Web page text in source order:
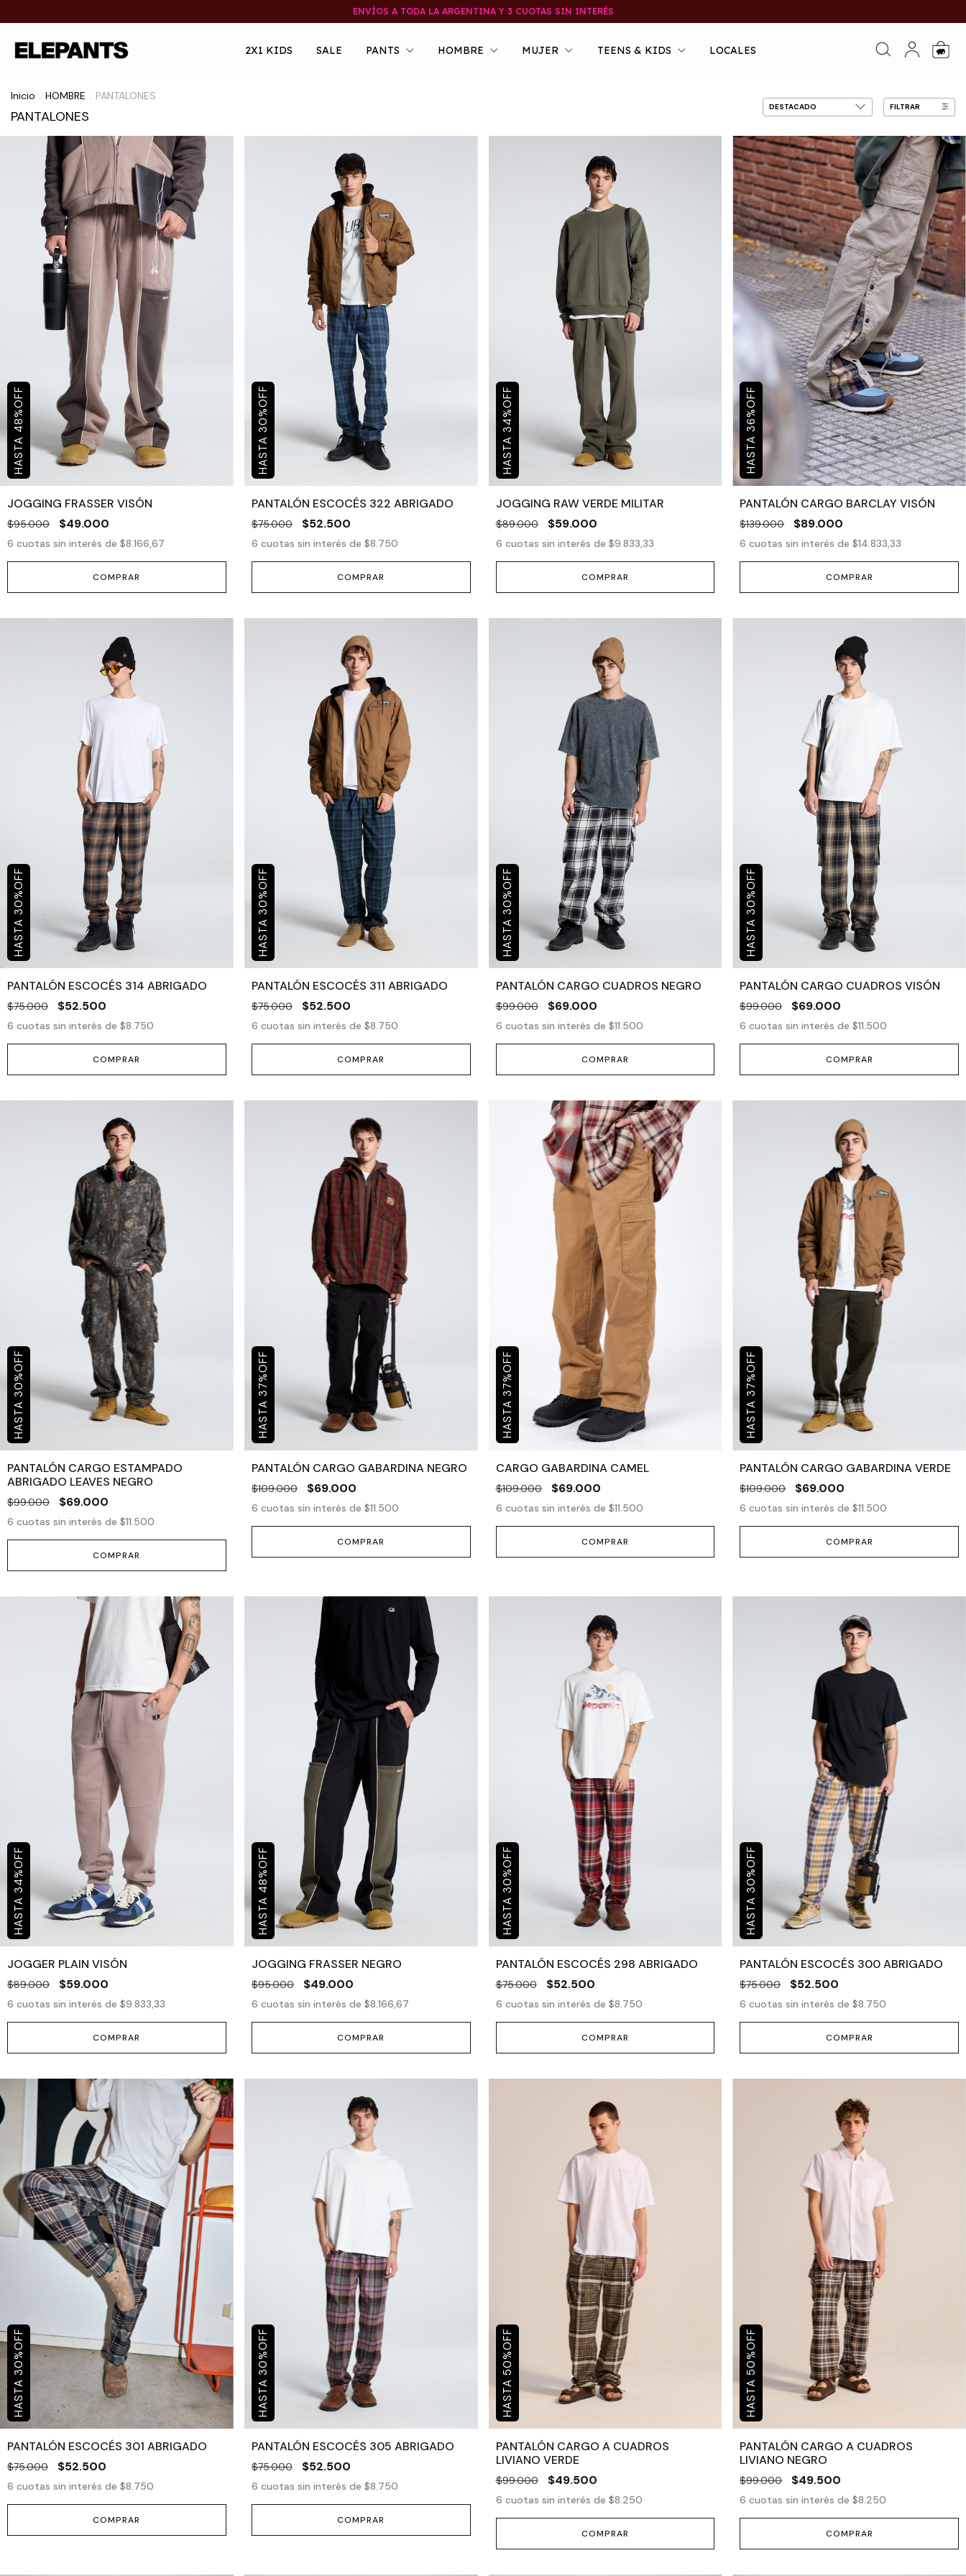
ENVÍOS A TODA LA ARGENTINA Y 3 CUOTAS SIN INTERÉS
2X1 KIDS SALE PANTS HOMBRE MUJER TEENS & KIDS LOCALES 0
Inicio HOMBRE PANTALONES
PANTALONES
FILTRAR
48
%
OFF
JOGGING FRASSER VISÓN
$95.000 $49.000
6 cuotas sin interés de $8.166,67
COMPRAR
30
%
OFF
PANTALÓN ESCOCÉS 322 ABRIGADO
$75.000 $52.500
6 cuotas sin interés de $8.750
COMPRAR
34
%
OFF
JOGGING RAW VERDE MILITAR
$89.000 $59.000
6 cuotas sin interés de $9.833,33
COMPRAR
36
%
OFF
PANTALÓN CARGO BARCLAY VISÓN
$139.000 $89.000
6 cuotas sin interés de$14.833,33
COMPRAR
30
%
OFF
PANTALÓN ESCOCÉS 314 ABRIGADO
$75.000 $52.500
6 cuotas sin interés de $8.750
COMPRAR
30
%
OFF
PANTALÓN ESCOCÉS 311 ABRIGADO
$75.000 $52.500
6 cuotas sin interés de $8.750
COMPRAR
30
%
OFF
PANTALÓN CARGO CUADROS NEGRO
$99.000 $69.000
6 cuotas sin interés de $11.500
COMPRAR
30
%
OFF
PANTALÓN CARGO CUADROS VISÓN
$99.000 $69.000
6 cuotas sin interés de$11.500
COMPRAR
30
%
OFF
PANTALÓN CARGO ESTAMPADO
ABRIGADO LEAVES NEGRO
$99.000 $69.000
6 cuotas sin interés de $11.500
COMPRAR
37
%
OFF
PANTALÓN CARGO GABARDINA NEGRO
$109.000 $69.000
6 cuotas sin interés de $11.500
COMPRAR
37
%
OFF
CARGO GABARDINA CAMEL
$109.000 $69.000
6 cuotas sin interés de $11.500
COMPRAR
37
%
OFF
PANTALÓN CARGO GABARDINA VERDE
$109.000 $69.000
6 cuotas sin interés de$11.500
COMPRAR
34
%
OFF
JOGGER PLAIN VISÓN
$89.000 $59.000
6 cuotas sin interés de $9.833,33
COMPRAR
48
%
OFF
JOGGING FRASSER NEGRO
$95.000 $49.000
6 cuotas sin interés de $8.166,67
COMPRAR
30
%
OFF
PANTALÓN ESCOCÉS 298 ABRIGADO
$75.000 $52.500
6 cuotas sin interés de $8.750
COMPRAR
30
%
OFF
PANTALÓN ESCOCÉS 300 ABRIGADO
$75.000 $52.500
6 cuotas sin interés de$8.750
COMPRAR
30
%
OFF
PANTALÓN ESCOCÉS 301 ABRIGADO
$75.000 $52.500
6 cuotas sin interés de $8.750
COMPRAR
30
%
OFF
PANTALÓN ESCOCÉS 305 ABRIGADO
$75.000 $52.500
6 cuotas sin interés de $8.750
COMPRAR
50
%
OFF
PANTALÓN CARGO A CUADROS
LIVIANO VERDE
$99.000 $49.500
6 cuotas sin interés de $8.250
COMPRAR
50
%
OFF
PANTALÓN CARGO A CUADROS
LIVIANO NEGRO
$99.000 $49.500
6 cuotas sin interés de$8.250
COMPRAR